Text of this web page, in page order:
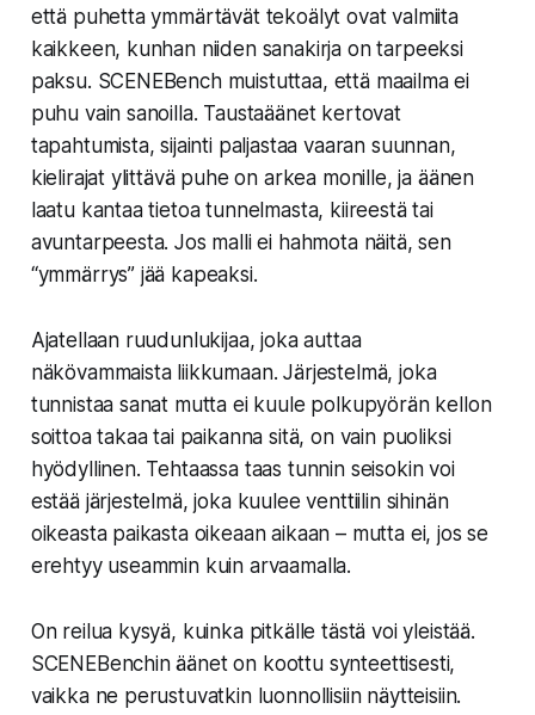
että puhetta ymmärtävät tekoälyt ovat valmiita
kaikkeen, kunhan niiden sanakirja on tarpeeksi
paksu. SCENEBench muistuttaa, että maailma ei
puhu vain sanoilla. Taustaäänet kertovat
tapahtumista, sijainti paljastaa vaaran suunnan,
kielirajat ylittävä puhe on arkea monille, ja äänen
laatu kantaa tietoa tunnelmasta, kiireestä tai
avuntarpeesta. Jos malli ei hahmota näitä, sen
“ymmärrys” jää kapeaksi.
Ajatellaan ruudunlukijaa, joka auttaa
näkövammaista liikkumaan. Järjestelmä, joka
tunnistaa sanat mutta ei kuule polkupyörän kellon
soittoa takaa tai paikanna sitä, on vain puoliksi
hyödyllinen. Tehtaassa taas tunnin seisokin voi
estää järjestelmä, joka kuulee venttiilin sihinän
oikeasta paikasta oikeaan aikaan – mutta ei, jos se
erehtyy useammin kuin arvaamalla.
On reilua kysyä, kuinka pitkälle tästä voi yleistää.
SCENEBenchin äänet on koottu synteettisesti,
vaikka ne perustuvatkin luonnollisiin näytteisiin.